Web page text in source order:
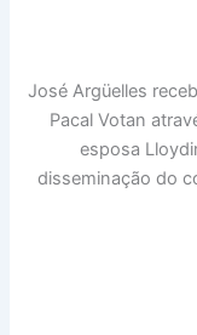
José Argüelles
Pacal Votan
esposa
disseminação do